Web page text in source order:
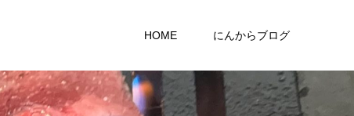
HOME にんからブログ